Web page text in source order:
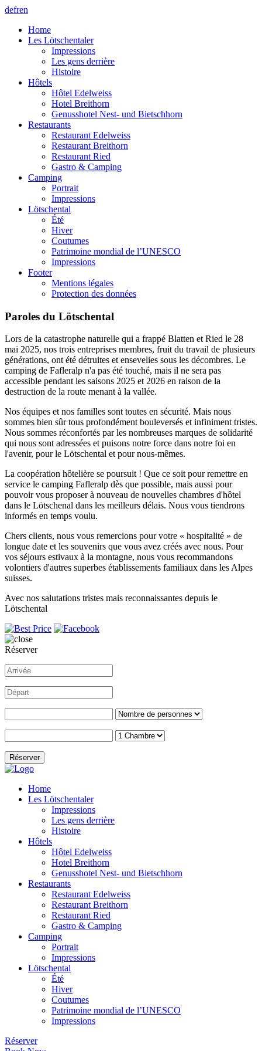
defren
Home
Les Lötschentaler
Impressions
Les gens derrière
Histoire
Hôtels
Hôtel Edelweiss
Hotel Breithorn
Genusshotel Nest- und Bietschhorn
Restaurants
Restaurant Edelweiss
Restaurant Breithorn
Restaurant Ried
Gastro & Camping
Camping
Portrait
Impressions
Lötschental
Été
Hiver
Coutumes
Patrimoine mondial de l’UNESCO
Impressions
Footer
Mentions légales
Protection des données
Paroles du Lötschental
Lors de la catastrophe naturelle qui a frappé Blatten et Ried le 28
mai 2025, nos trois entreprises membres, fruit du travail de plusieurs
générations, ont été détruites et ensevelies sous les décombres. Le
camping de Fafleralp n'a pas été touché, mais il ne sera pas
accessible pendant les saisons 2025 et 2026 en raison de la
destruction de la route menant à la vallée.
Nos équipes et nos familles sont toutes en sécurité. Mais nous
sommes bien sûr tous profondément bouleversés et infiniment tristes.
Nous sommes réconfortés par les nombreuses marques de solidarité
qui nous sont adressées et puisons notre force dans notre foi en
l'avenir, pour le Lötschental et pour nous-mêmes.
La coopération hôtelière se poursuit ! Que ce soit pour remettre en
service le camping Fafleralp dès que possible, mais aussi pour
pouvoir vous proposer à nouveau de nouvelles chambres d'hôtel
dans le Lötschenal dans les meilleurs délais. Nous vous tiendrons
informés en temps voulu.
Chers clients, nous vous remercions pour votre « hospitalité » de
longue date et les souvenirs que vous avez créés avec nous. Pour
vos séjours estivaux à la montagne, nous vous recommandons
volontiers d'autres superbes établissements familiaux dans les Alpes
suisses.
Avec nos salutations tristes mais reconnaissantes depuis le
Lötschental
Réserver
Home
Les Lötschentaler
Impressions
Les gens derrière
Histoire
Hôtels
Hôtel Edelweiss
Hotel Breithorn
Genusshotel Nest- und Bietschhorn
Restaurants
Restaurant Edelweiss
Restaurant Breithorn
Restaurant Ried
Gastro & Camping
Camping
Portrait
Impressions
Lötschental
Été
Hiver
Coutumes
Patrimoine mondial de l’UNESCO
Impressions
Réserver